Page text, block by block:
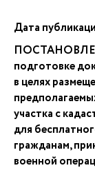
Дата
подготовке
в целях
участка с
для
гражданам,
военной